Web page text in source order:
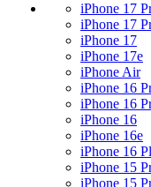
iPhone 17
iPhone 17
iPhone 17
iPhone 17e
iPhone Air
iPhone 16
iPhone 16
iPhone 16
iPhone 16e
iPhone 16
iPhone 15
iPhone 15